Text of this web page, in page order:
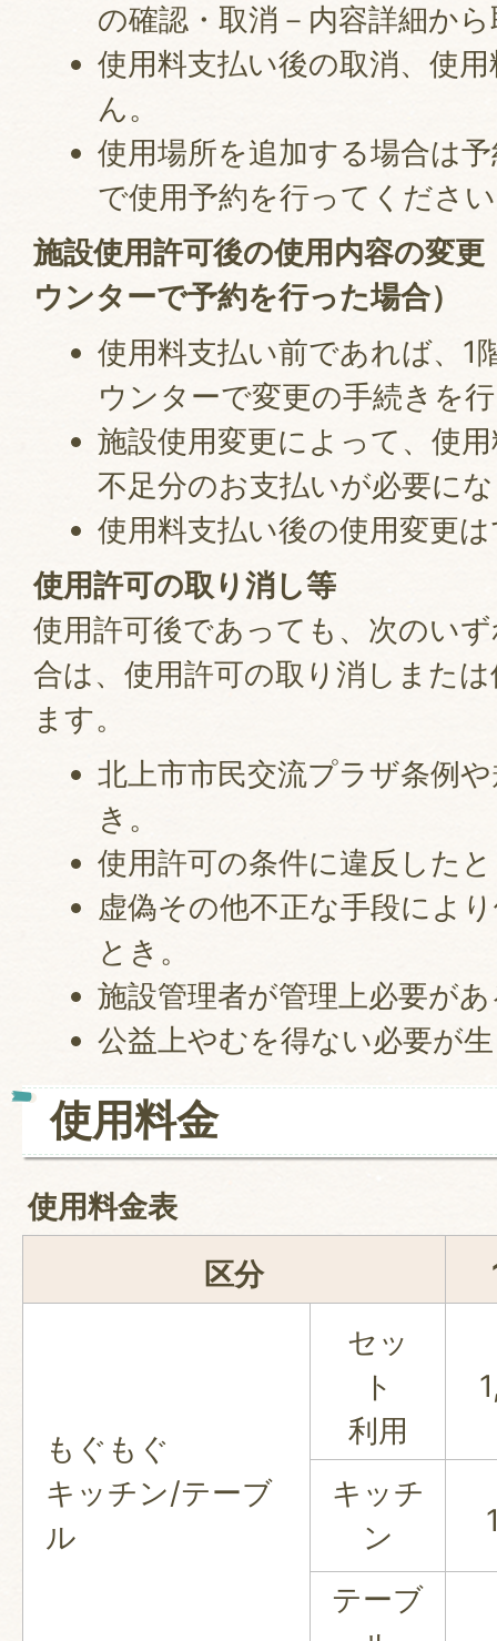
の確認・取消－内容詳細か
使用料支払い後の取消、使
ん。
使用場所を追加する場合は
で使用予約を行ってくださ
施設使用許可後の使用内容の変
ウンターで予約を行った場合）
使用料支払い前であれば、1
ウンターで変更の手続きを
施設使用変更によって、使
不足分のお支払いが必要に
使用料支払い後の使用変更
使用許可の取り消し等
使用許可後であっても、次のい
合は、使用許可の取り消しまた
ます。
北上市市民交流プラザ条例
き。
使用許可の条件に違反した
虚偽その他不正な手段によ
とき。
施設管理者が管理上必要が
公益上やむを得ない必要が
使用料金
使用料金表
区分
もぐもぐ
キッチン/テーブ
ル
セッ
ト
利用
キッチ
ン
テーブ